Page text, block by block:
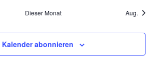
Dieser Monat Aug.
Kalender abonnieren